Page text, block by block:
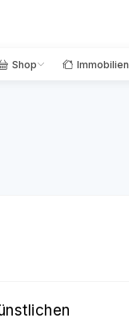
Shop Immobilien